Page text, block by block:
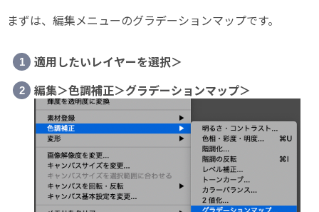
まずは、編集メニューのグラデーションマップです。
適用したいレイヤーを選択＞
編集＞色調補正＞グラデーションマップ＞